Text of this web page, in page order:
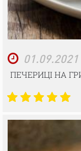
01.09.2021
ПЕЧЕРИЦІ НА